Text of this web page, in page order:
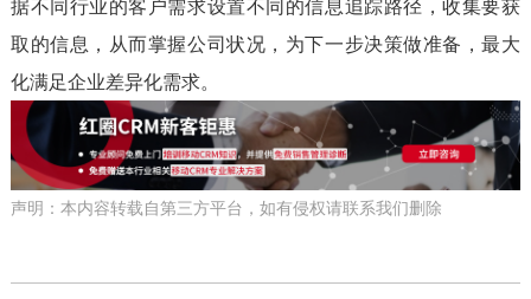
取的信息，从而掌握公司状况，为下一步决策做准备，最大
化满足企业差异化需求。
声明：本内容转载自第三方平台，如有侵权请联系我们删除